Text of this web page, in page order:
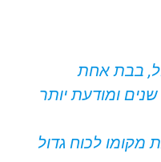
בבת אחת
ומודעת יותר
מקומו לכוח גדול